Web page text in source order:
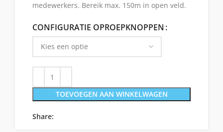
medewerkers. Bereik max. 150m in open veld.
CONFIGURATIE OPROEPKNOPPEN
TOEVOEGEN AAN WINKELWAGEN
Share: